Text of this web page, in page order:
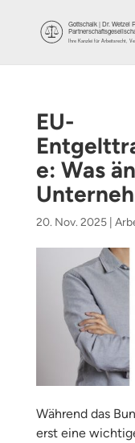
EU-
e: Was
20. Nov. 2025|
Während das
erst eine